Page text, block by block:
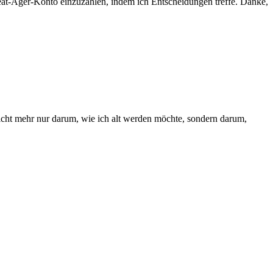
mehr nur darum, wie ich alt werden möchte, sondern darum,